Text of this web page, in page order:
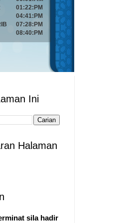
Ini
Halaman
sila hadir